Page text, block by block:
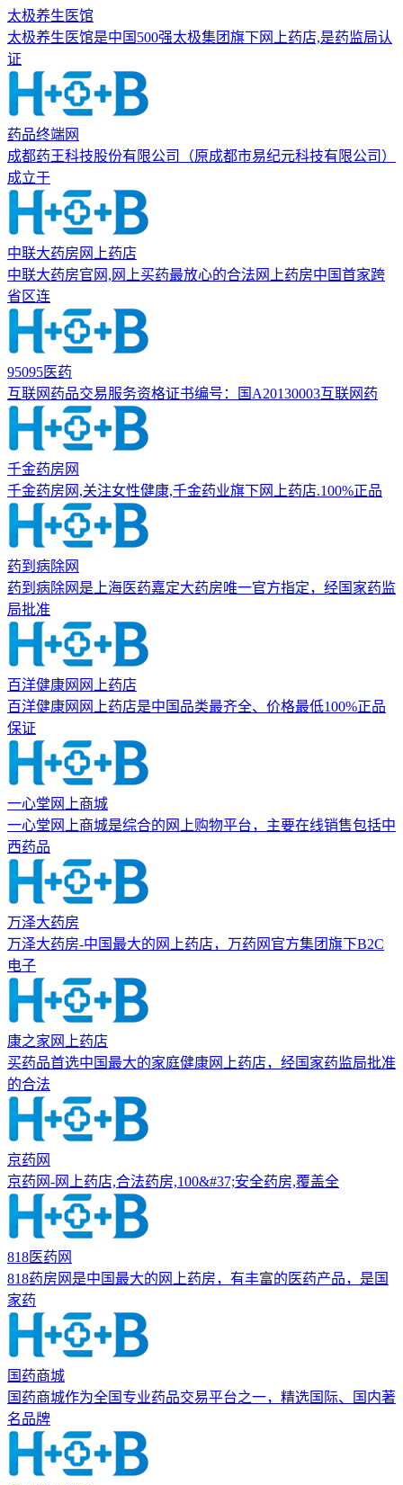
太极养生医馆
太极养生医馆是中国500强太极集团旗下网上药店,是药监局认
证
药品终端网
成都药王科技股份有限公司（原成都市易纪元科技有限公司）
成立于
中联大药房网上药店
中联大药房官网,网上买药最放心的合法网上药房中国首家跨
省区连
95095医药
互联网药品交易服务资格证书编号：国A20130003互联网药
千金药房网
千金药房网,关注女性健康,千金药业旗下网上药店.100%正品
药到病除网
药到病除网是上海医药嘉定大药房唯一官方指定，经国家药监
局批准
百洋健康网网上药店
百洋健康网网上药店是中国品类最齐全、价格最低100%正品
保证
一心堂网上商城
一心堂网上商城是综合的网上购物平台，主要在线销售包括中
西药品
万泽大药房
万泽大药房-中国最大的网上药店，万药网官方集团旗下B2C
电子
康之家网上药店
买药品首选中国最大的家庭健康网上药店，经国家药监局批准
的合法
京药网
京药网-网上药店,合法药房,100&#37;安全药房,覆盖全
818医药网
818药房网是中国最大的网上药房，有丰富的医药产品，是国
家药
国药商城
国药商城作为全国专业药品交易平台之一，精选国际、国内著
名品牌